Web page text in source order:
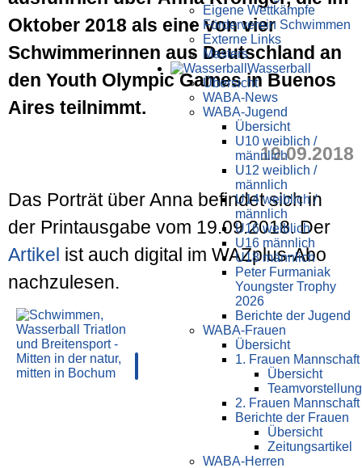
Eigene Wettkämpfe
Förderverein Schwimmen
Externe Links
Masters
Wasser­ball
Übersicht
WABA-News
WABA-Jugend
Übersicht
U10 weiblich /
männlich
U12 weiblich /
männlich
U14 weiblich /
männlich
U16 weiblich
U16 männlich
U18 männlich
Peter Furmaniak
Youngster Trophy
2026
Berichte der Jugend
WABA-Frauen
Übersicht
1. Frauen Mannschaft
Übersicht
Teamvorstellung
2. Frauen Mannschaft
Berichte der Frauen
Übersicht
Zeitungsartikel
WABA-Herren
Oktober 2018 als eine von vier
Schwimmerinnen aus Deutschland an
den Youth Olympic Games in Buenos
Aires teilnimmt.
19.09.2018
Das Porträt über Anna befindet sich in
der Printausgabe vom 19.09.2018. Der
Artikel ist auch digital im WAZplus-Abo
nachzulesen.